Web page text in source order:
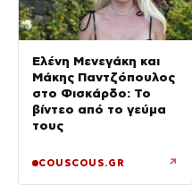
Ελένη Μενεγάκη και
Μάκης Παντζόπουλος
στο Φισκάρδο: Το
βίντεο από το γεύμα
τους
COUSCOUS.GR ↗